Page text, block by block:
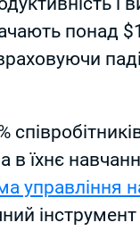
понад
в їхнє
управління